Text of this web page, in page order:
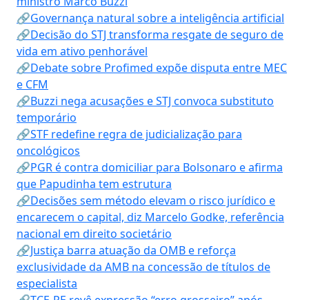
🔗Governança natural sobre a inteligência artificial
🔗Decisão do STJ transforma resgate de seguro de
vida em ativo penhorável
🔗Debate sobre Profimed expõe disputa entre MEC
e CFM
🔗Buzzi nega acusações e STJ convoca substituto
temporário
🔗STF redefine regra de judicialização para
oncológicos
🔗PGR é contra domiciliar para Bolsonaro e afirma
que Papudinha tem estrutura
🔗Decisões sem método elevam o risco jurídico e
encarecem o capital, diz Marcelo Godke, referência
nacional em direito societário
🔗Justiça barra atuação da OMB e reforça
exclusividade da AMB na concessão de títulos de
especialista